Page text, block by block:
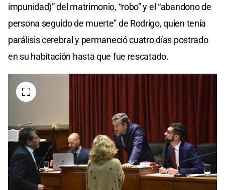
impunidad)” del matrimonio, “robo” y el “abandono de
persona seguido de muerte” de Rodrigo, quien tenía
parálisis cerebral y permaneció cuatro días postrado
en su habitación hasta que fue rescatado.